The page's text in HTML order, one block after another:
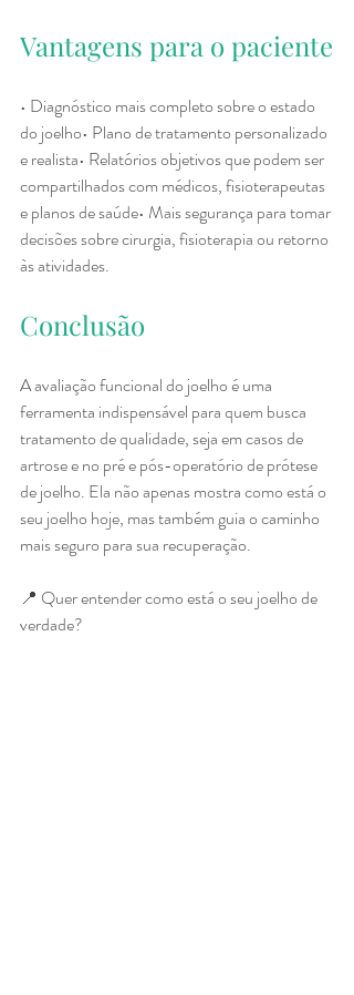
Vantagens para o paciente
• Diagnóstico mais completo sobre o estado
do joelho• Plano de tratamento personalizado
e realista• Relatórios objetivos que podem ser
compartilhados com médicos, fisioterapeutas
e planos de saúde• Mais segurança para tomar
decisões sobre cirurgia, fisioterapia ou retorno
às atividades.
Conclusão
A avaliação funcional do joelho é uma
ferramenta indispensável para quem busca
tratamento de qualidade, seja em casos de
artrose e no pré e pós-operatório de prótese
de joelho. Ela não apenas mostra como está o
seu joelho hoje, mas também guia o caminho
mais seguro para sua recuperação.
📍 Quer entender como está o seu joelho de
verdade?